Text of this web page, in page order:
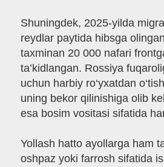
Shuningdek, 2025-yilda
reydlar paytida hibsga
taxminan 20 000 nafari
ta’kidlangan. Rossiya
uchun harbiy ro‘yxatdan
uning bekor qilinishiga olib
esa bosim vositasi sifatida
Yollash hatto ayollarga ham
oshpaz yoki farrosh sifatida